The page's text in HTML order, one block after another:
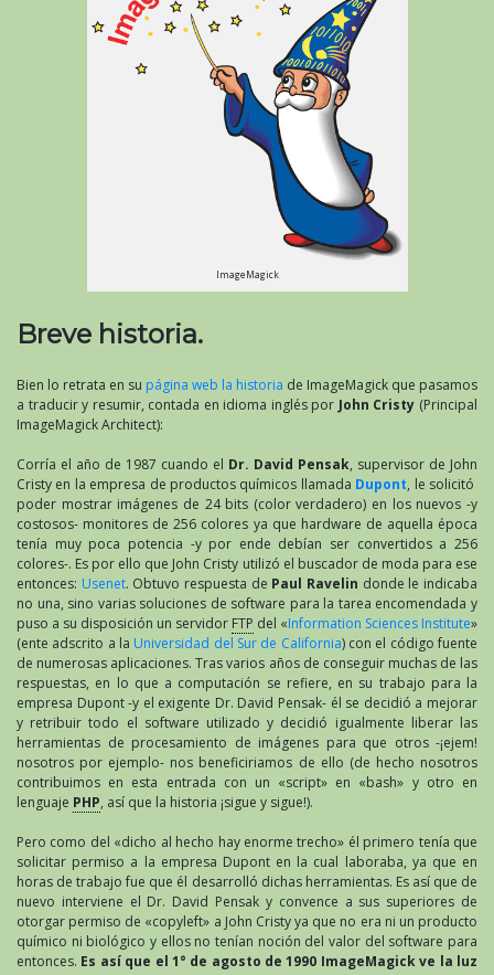
ImageMagick
Breve historia.
Bien lo retrata en su página web la historia de ImageMagick que pasamos
a traducir y resumir, contada en idioma inglés por John Cristy (Principal
ImageMagick Architect):
Corría el año de 1987 cuando el Dr. David Pensak, supervisor de John
Cristy en la empresa de productos químicos llamada Dupont, le solicitó
poder mostrar imágenes de 24 bits (color verdadero) en los nuevos -y
costosos- monitores de 256 colores ya que hardware de aquella época
tenía muy poca potencia -y por ende debían ser convertidos a 256
colores-. Es por ello que John Cristy utilizó el buscador de moda para ese
entonces: Usenet. Obtuvo respuesta de Paul Ravelin donde le indicaba
no una, sino varias soluciones de software para la tarea encomendada y
puso a su disposición un servidor FTP del «Information Sciences Institute»
(ente adscrito a la Universidad del Sur de California) con el código fuente
de numerosas aplicaciones. Tras varios años de conseguir muchas de las
respuestas, en lo que a computación se refiere, en su trabajo para la
empresa Dupont -y el exigente Dr. David Pensak- él se decidió a mejorar
y retribuir todo el software utilizado y decidió igualmente liberar las
herramientas de procesamiento de imágenes para que otros -¡ejem!
nosotros por ejemplo- nos beneficiriamos de ello (de hecho nosotros
contribuimos en esta entrada con un «script» en «bash» y otro en
lenguaje PHP, así que la historia ¡sigue y sigue!).
Pero como del «dicho al hecho hay enorme trecho» él primero tenía que
solicitar permiso a la empresa Dupont en la cual laboraba, ya que en
horas de trabajo fue que él desarrolló dichas herramientas. Es así que de
nuevo interviene el Dr. David Pensak y convence a sus superiores de
otorgar permiso de «copyleft» a John Cristy ya que no era ni un producto
químico ni biológico y ellos no tenían noción del valor del software para
entonces. Es así que el 1° de agosto de 1990 ImageMagick ve la luz